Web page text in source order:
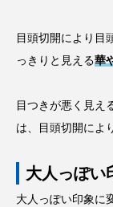
目頭切開により目
っきりと見える華
目つきが悪く見え
は、目頭切開によ
大人っぽい
大人っぽい印象に